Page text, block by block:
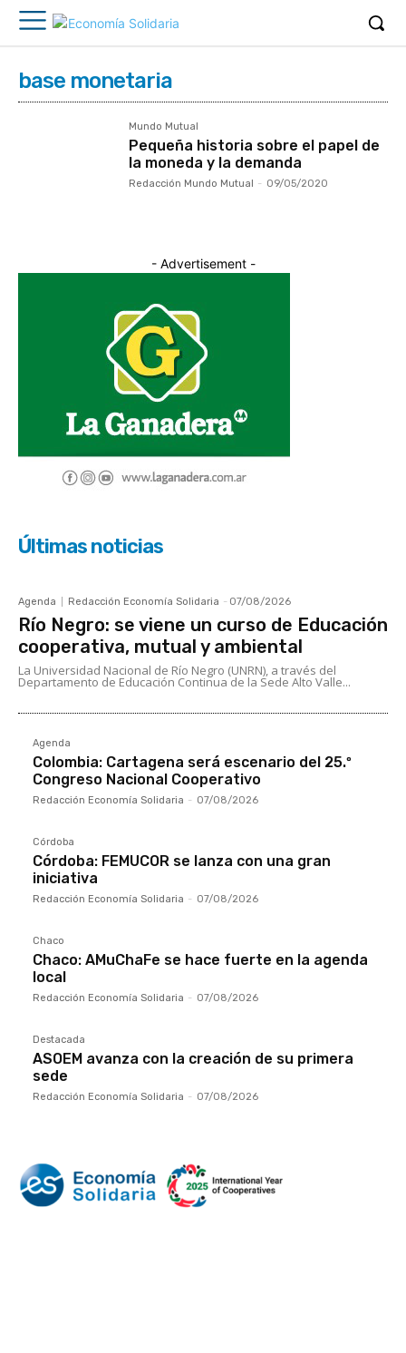
base monetaria
Mundo Mutual
Pequeña historia sobre el papel de
la moneda y la demanda
Redacción Mundo Mutual - 09/05/2020
- Advertisement -
Últimas noticias
Agenda Redacción Economía Solidaria - 07/08/2026
Río Negro: se viene un curso de Educación
cooperativa, mutual y ambiental
La Universidad Nacional de Río Negro (UNRN), a través del
Departamento de Educación Continua de la Sede Alto Valle...
Agenda
Colombia: Cartagena será escenario del 25.º
Congreso Nacional Cooperativo
Redacción Economía Solidaria - 07/08/2026
Córdoba
Córdoba: FEMUCOR se lanza con una gran
iniciativa
Redacción Economía Solidaria - 07/08/2026
Chaco
Chaco: AMuChaFe se hace fuerte en la agenda
local
Redacción Economía Solidaria - 07/08/2026
Destacada
ASOEM avanza con la creación de su primera
sede
Redacción Economía Solidaria - 07/08/2026